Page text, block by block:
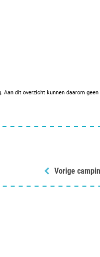
dit overzicht kunnen daarom
Vorige